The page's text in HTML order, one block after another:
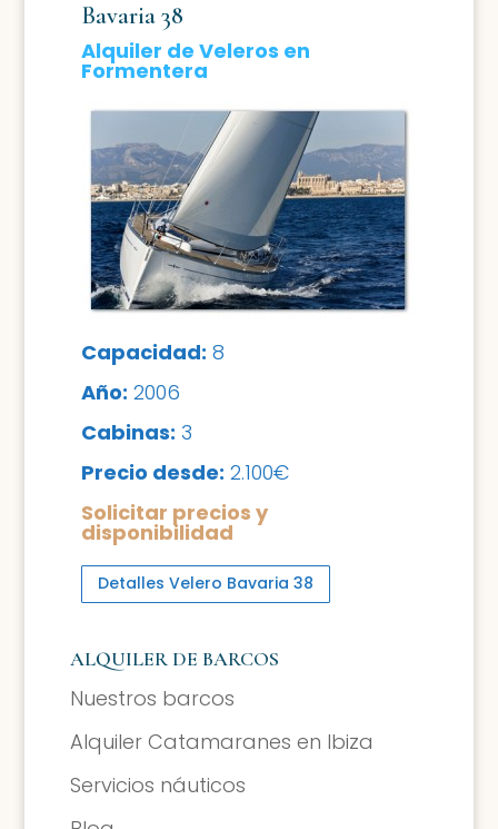
Bavaria 38
Alquiler de Veleros en
Formentera
Capacidad: 8
Año: 2006
Cabinas: 3
Precio desde: 2.100€
Solicitar precios y
disponibilidad
Detalles Velero Bavaria 38
ALQUILER DE BARCOS
Nuestros barcos
Alquiler Catamaranes en Ibiza
Servicios náuticos